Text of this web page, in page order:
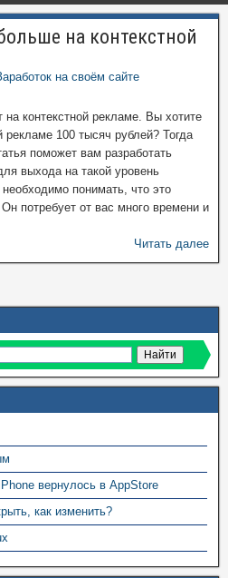
на контекстной
на своём сайте
контекстной рекламе. Вы хотите
рекламе 100 тысяч рублей? Тогда
поможет вам разработать
выхода на такой уровень
понимать, что это
потребует от вас много времени и
Читать далее
вернулось в AppStore
как изменить?